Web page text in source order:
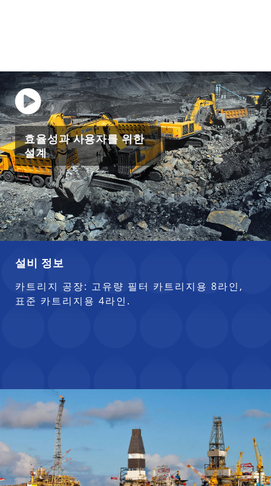
효율성과 사용자를 위한
설계
설비 정보
카트리지 공장: 고유량 필터 카트리지용 8라인,
표준 카트리지용 4라인.